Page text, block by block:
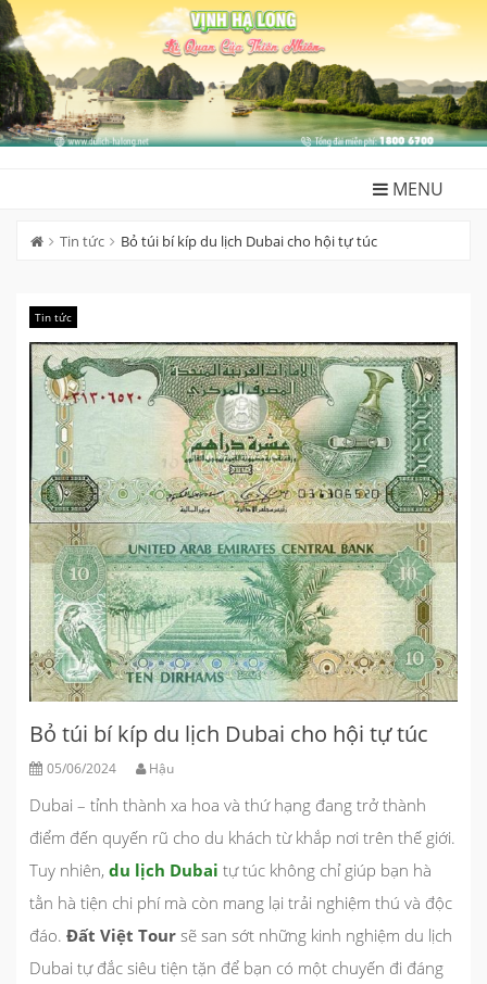
Skip
to
content
MENU
Tin tức Bỏ túi bí kíp du lịch Dubai cho hội tự túc
Tin tức
Bỏ túi bí kíp du lịch Dubai cho hội tự túc
05/06/2024 Hậu
Dubai – tỉnh thành xa hoa và thứ hạng đang trở thành
điểm đến quyến rũ cho du khách từ khắp nơi trên thế giới.
Tuy nhiên, du lịch Dubai tự túc không chỉ giúp bạn hà
tằn hà tiện chi phí mà còn mang lại trải nghiệm thú và độc
đáo. Đất Việt Tour sẽ san sớt những kinh nghiệm du lịch
Dubai tự đắc siêu tiện tặn để bạn có một chuyến đi đáng